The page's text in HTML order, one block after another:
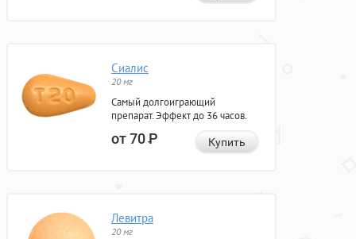
Сиалис
20 мг
Самый долгоиграющий
препарат. Эффект до 36 часов.
от 70Р Купить
Левитра
20 мг